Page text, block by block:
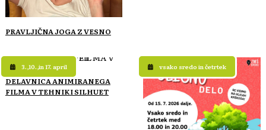
PRAVLJIČNA JOGA Z VESNO
3.,10.,in 17. april
DELAVNICA ANIMIRANEGA
FILMA V TEHNIKI SILHUET
vsako sredo in četrtek